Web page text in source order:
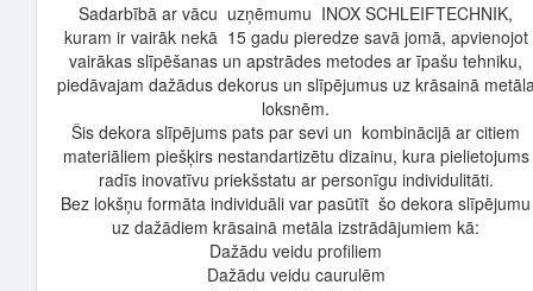
Sadarbībā ar vācu uzņēmumu INOX SCHLEIFTECHNIK,
kuram ir vairāk nekā 15 gadu pieredze savā jomā, apvienojot
vairākas slīpēšanas un apstrādes metodes ar īpašu tehniku,
piedāvajam dažādus dekorus un slīpējumus uz krāsainā
loksnēm.
Šis dekora slīpējums pats par sevi un kombinācijā ar citiem
materiāliem piešķirs nestandartizētu dizainu, kura pielietojums
radīs inovatīvu priekšstatu ar personīgu individulitāti.
Bez lokšņu formāta individuāli var pasūtīt šo dekora slīpējumu
uz dažādiem krāsainā metāla izstrādājumiem kā:
Dažādu veidu profiliem
Dažādu veidu caurulēm